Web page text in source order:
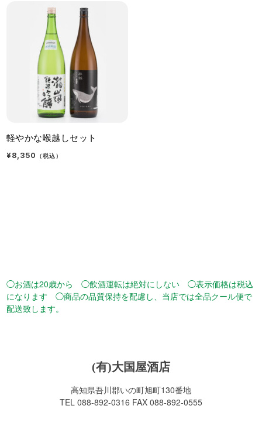
軽やかな喉越しセット
¥8,350 （税込）
◯お酒は20歳から ◯飲酒運転は絶対にしない ◯表示価格は税込
になります ◯商品の品質保持を配慮し、当店では全品クール便で
配送致します。
(有)大国屋酒店
高知県吾川郡いの町旭町130番地
TEL 088-892-0316 FAX 088-892-0555